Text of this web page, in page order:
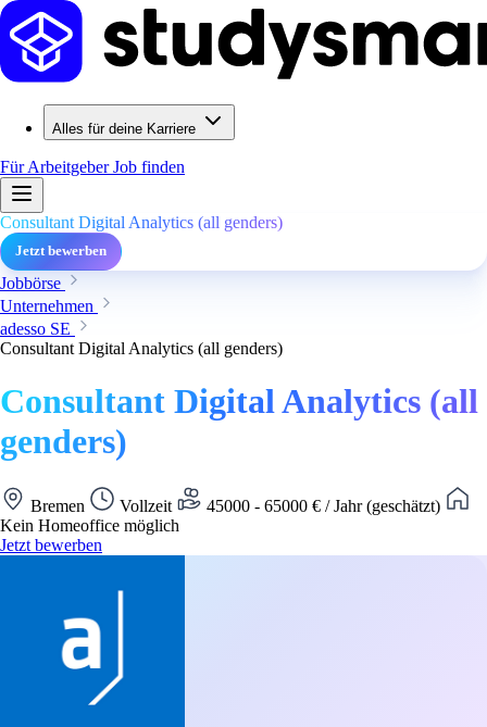
Alles für deine Karriere
Für ArbeitgeberJob finden
Consultant Digital Analytics (all genders)
Jetzt bewerben
Jobbörse
Unternehmen
adesso SE
Consultant Digital Analytics (all genders)
Consultant Digital Analytics (all
genders)
Bremen Vollzeit
45000 - 65000 € / Jahr (geschätzt)
Kein Homeoffice möglich
Jetzt bewerben